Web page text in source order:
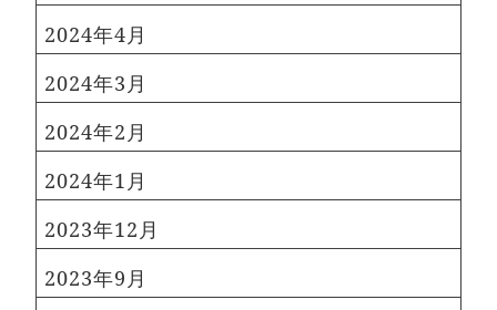
2024年4月
2024年3月
2024年2月
2024年1月
2023年12月
2023年9月